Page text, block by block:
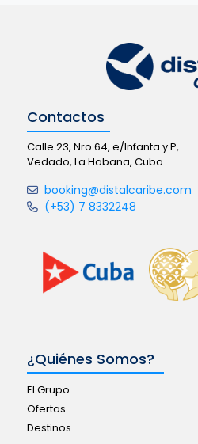
Contactos
Calle 23, Nro.64, e/Infanta y P,
Vedado, La Habana, Cuba
booking@distalcaribe.com
(+53) 7 8332248
¿Quiénes Somos?
El Grupo
Ofertas
Destinos